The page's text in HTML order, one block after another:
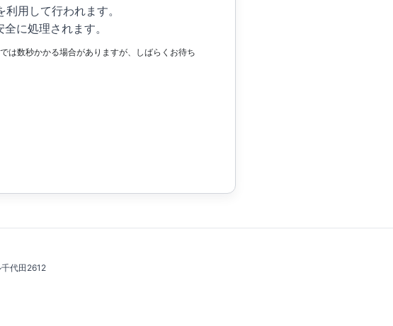
用して行われます。
に処理されます。
は数秒かかる場合がありますが、しばらくお待ち
代田2612